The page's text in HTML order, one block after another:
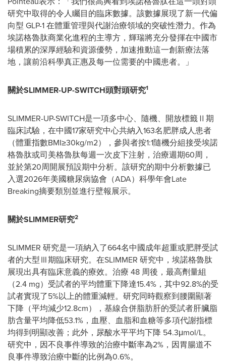
研究中取得的令人矚目的臨床數據。該數據展現了新一代偏
向型 GLP-1 在體重管理與代謝治療領域的突破性潛力。作為
埃諾格魯肽商業化進程的主導方，輝瑞將充分發揮在中國市
場積累的深厚經驗和資源優勢，加速推動這一創新療法落
地，讓前沿科學真正惠及每一位需要的中國患者。」
關於SLIMMER-UP-SWITCH頭對頭研究1
SLIMMER-UP-SWITCH是一項多中心、隨機、開放標籤Ⅱ期
臨床試驗，在中國17家研究中心共納入163名肥胖成人患者
（體重指數BMI≥30kg/m2），參與者按1:1隨機分組接受埃諾
格魯肽或司美格魯肽每週一次皮下注射，治療週期60周，
並於第20周開展預設期中分析。該研究的期中分析數據已
入選2026年美國糖尿病協會（ADA）科學年會Late
Breaking摘要類別並進行壁報展示。
關於SLIMMER研究2
SLIMMER 研究是一項納入了664名中國成年超重或肥胖受試
者的大型Ⅲ期臨床研究。在SLIMMER 研究中，埃諾格魯肽
展現出具有臨床意義的療效。治療 48 周後，最高劑量組
（2.4 mg）受試者的平均體重下降達15.4%，其中92.8%的受
試者實現了5%以上的體重減輕。研究同時觀察到腰圍顯著
下降（平均減少12.8cm），基線合併脂肪肝的受試者肝臟脂
肪含量平均降低53.1%，血壓、血脂和血糖等多項代謝指標
均得到明顯改善；此外，尿酸水平平均下降 54.3μmol/L。
研究中，因不良事件導致的治療中斷率為2%，因胃腸道不
良事件導致治療中斷的比例為0.6%。